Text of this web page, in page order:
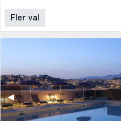
Fler val
◀︎